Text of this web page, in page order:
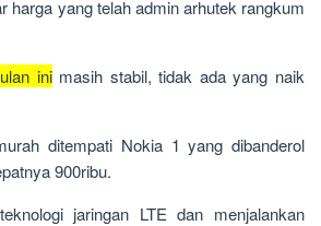
harga yang telah admin arhutek rangkum
inimasih stabil, tidak ada yang naik
ditempati Nokia 1 yang dibanderol
900ribu.
jaringan LTE dan menjalankan